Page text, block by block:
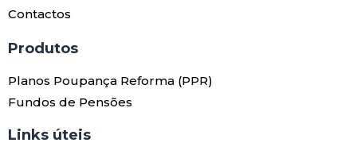
Contactos
Produtos​
Planos Poupança Reforma (PPR)
Fundos de Pensões
Links úteis​